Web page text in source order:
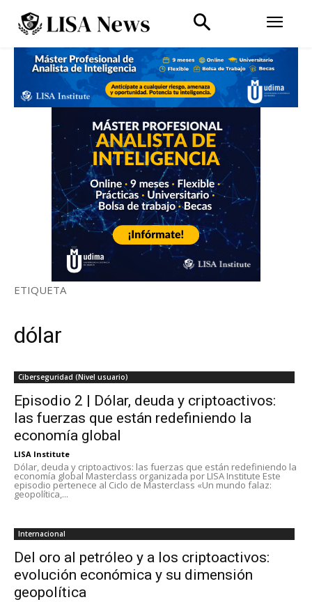
ETIQUETA
dólar
Ciberseguridad (Nivel usuario)
Episodio 2 | Dólar, deuda y criptoactivos:
las fuerzas que están redefiniendo la
economía global
LISA Institute
Dólar, deuda y criptoactivos: las fuerzas que están redefiniendo la
economía global Masterclass organizada por LISA Institute Este
episodio pertenece al Ciclo de Masterclass «Un mundo falaz:
geopolítica,...
Internacional
Del oro al petróleo y a los criptoactivos:
evolución económica y su dimensión
geopolítica